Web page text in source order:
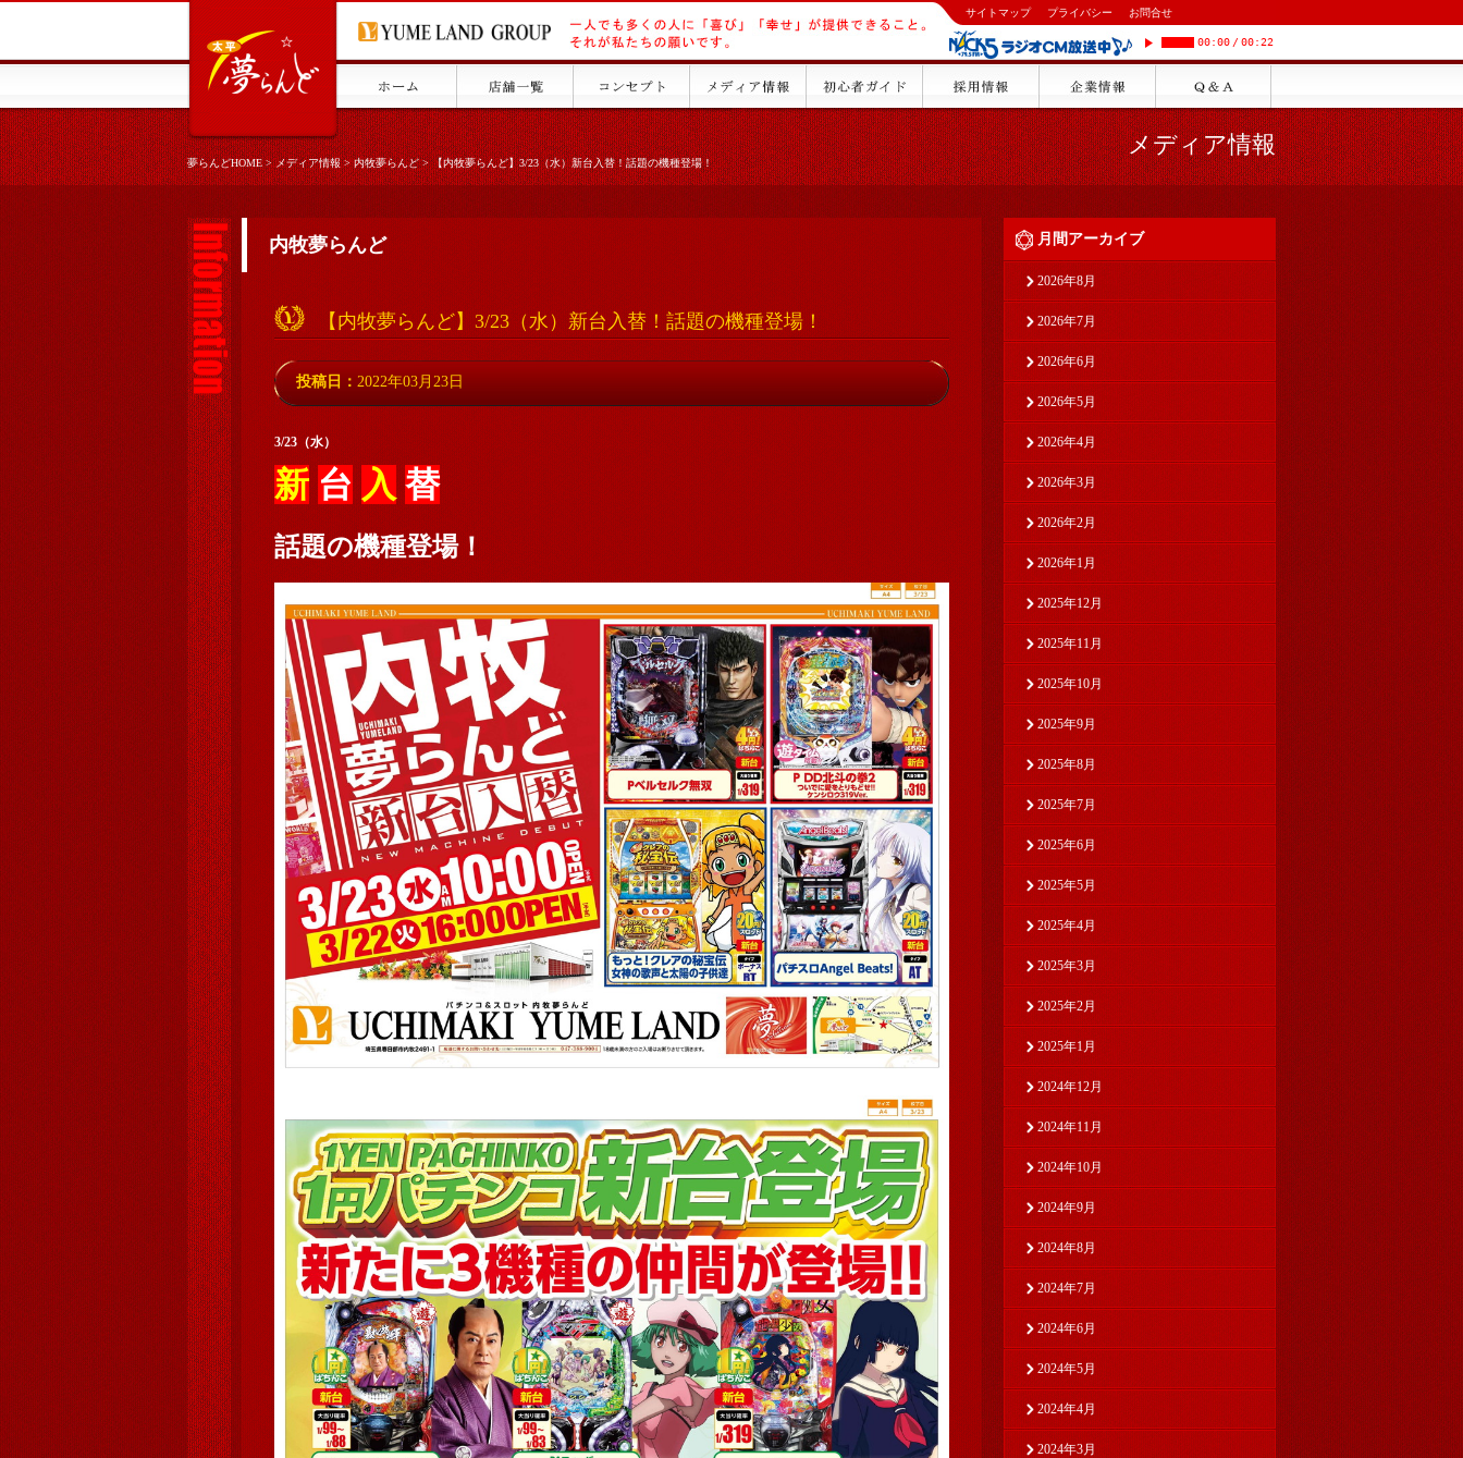
サイトマップ プライバシー お問合せ
00:00 / 00:22
夢らんどHOME>メディア情報>内牧夢らんど>【内牧夢らんど】3/23（水）新台入替！話題の機種登場！
メディア情報
内牧夢らんど
【内牧夢らんど】3/23（水）新台入替！話題の機種登場！
投稿日： 2022年03月23日
3/23（水）
新 台 入 替
話題の機種登場！
月間アーカイブ
2026年8月
2026年7月
2026年6月
2026年5月
2026年4月
2026年3月
2026年2月
2026年1月
2025年12月
2025年11月
2025年10月
2025年9月
2025年8月
2025年7月
2025年6月
2025年5月
2025年4月
2025年3月
2025年2月
2025年1月
2024年12月
2024年11月
2024年10月
2024年9月
2024年8月
2024年7月
2024年6月
2024年5月
2024年4月
2024年3月